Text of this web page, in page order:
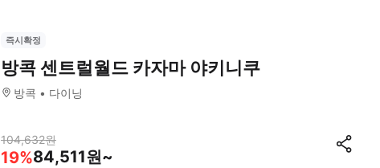
즉시확정
방콕 센트럴월드 카자마 야키니쿠
방콕 다이닝
104,632원
19%84,511원~